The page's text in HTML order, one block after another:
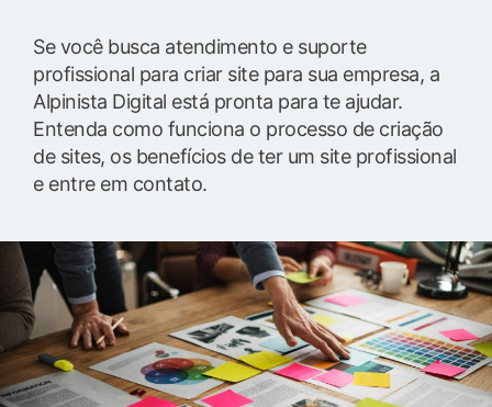
Se você busca atendimento e suporte
profissional para criar site para sua empresa, a
Alpinista Digital está pronta para te ajudar.
Entenda como funciona o processo de criação
de sites, os benefícios de ter um site profissional
e entre em contato.